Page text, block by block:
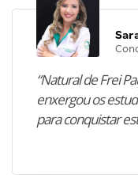
“Natural de Frei
enxergou os
para conquistar